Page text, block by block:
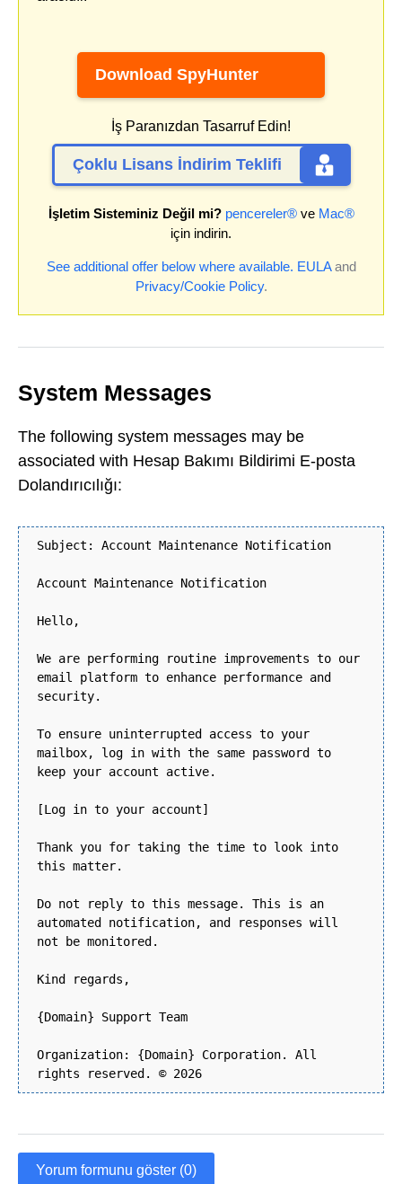
Download SpyHunter
İş Paranızdan Tasarruf Edin!
Çoklu Lisans İndirim Teklifi
İşletim Sisteminiz Değil mi? pencereler®ve Mac®
için indirin.
See additional offer below where available. EULAand
Privacy/Cookie Policy.
System Messages
The following system messages may be
associated with Hesap Bakımı Bildirimi E-posta
Dolandırıcılığı:
Subject: Account Maintenance Notification
Account Maintenance Notification
Hello,
We are performing routine improvements to our
email platform to enhance performance and
security.
To ensure uninterrupted access to your
mailbox, log in with the same password to
keep your account active.
[Log in to your account]
Thank you for taking the time to look into
this matter.
Do not reply to this message. This is an
automated notification, and responses will
not be monitored.
Kind regards,
{Domain} Support Team
Organization: {Domain} Corporation. All
rights reserved. © 2026
Yorum formunu göster (0)